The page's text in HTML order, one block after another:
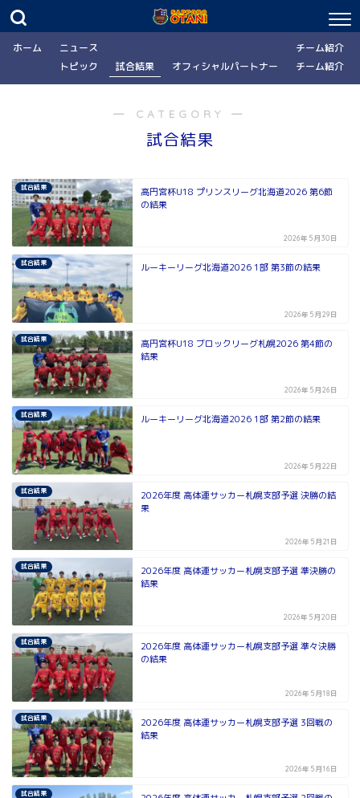
ホーム
ニュース
トピック
試合結果 オフィシャルパートナー
チーム紹介
チーム紹介
― CATEGORY ―
試合結果
試合結果
高円宮杯U18 プリンスリーグ北海道2026 第6節
の結果
2026年5月30日
試合結果 ルーキーリーグ北海道2026 1部 第3節の結果
2026年5月29日
試合結果
高円宮杯U18 ブロックリーグ札幌2026 第4節の
結果
2026年5月26日
試合結果 ルーキーリーグ北海道2026 1部 第2節の結果
2026年5月22日
試合結果
2026年度 高体連サッカー札幌支部予選 決勝の結
果
2026年5月21日
試合結果
2026年度 高体連サッカー札幌支部予選 準決勝の
結果
2026年5月20日
試合結果
2026年度 高体連サッカー札幌支部予選 準々決勝
の結果
2026年5月18日
試合結果
2026年度 高体連サッカー札幌支部予選 3回戦の
結果
2026年5月16日
試合結果